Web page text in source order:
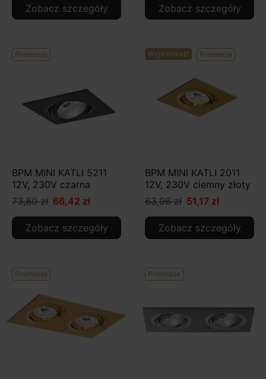
Zobacz szczegóły Zobacz szczegóły
Promocja
BPM MINI KATLI 5211
12V, 230V czarna
73,80 zł 66,42 zł
Zobacz szczegóły
Wyprzedaż! Promocja
BPM MINI KATLI 2011
12V, 230V ciemny złoty
63,96 zł 51,17 zł
Zobacz szczegóły
Promocja Promocja